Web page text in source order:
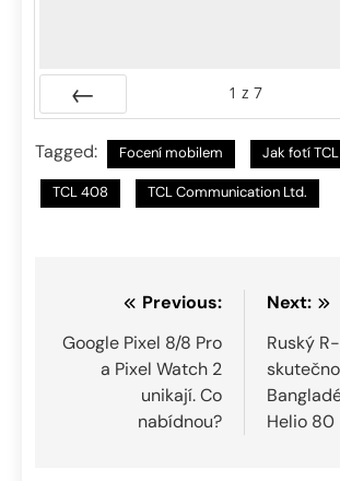
1 z 7
Tagged: Focení mobilem Jak fotí
TCL 408 TCL Communication Ltd.
Navigace
pro
příspěvek
Previous:
Google Pixel 8/8 Pro
a Pixel Watch 2
unikají. Co
nabídnou?
Next:
Ruský
Helio 80